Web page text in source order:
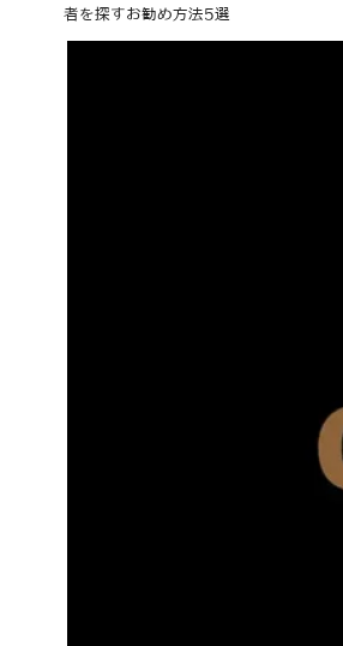
者を探すお勧め方法5選